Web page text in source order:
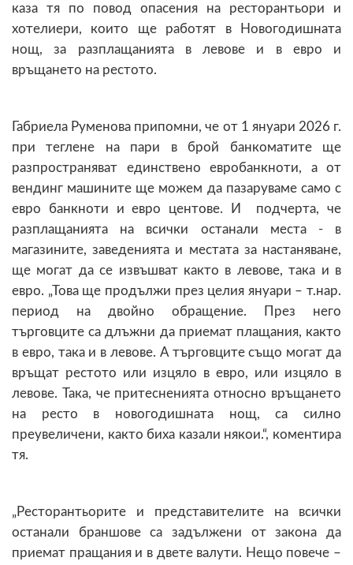
каза тя по повод опасения на ресторантьори и
хотелиери, които ще работят в Новогодишната
нощ, за разплащанията в левове и в евро и
връщането на рестото.
Габриела Руменова припомни, че от 1 януари 2026 г.
при теглене на пари в брой банкоматите ще
разпространяват единствено евробанкноти, а от
вендинг машините ще можем да пазаруваме само с
евро банкноти и евро центове. И подчерта, че
разплащанията на всички останали места - в
магазините, заведенията и местата за настаняване,
ще могат да се извъшват както в левове, така и в
евро. „Това ще продължи през целия януари – т.нар.
период на двойно обращение. През него
търговците са длъжни да приемат плащания, както
в евро, така и в левове. А търговците също могат да
връщат рестото или изцяло в евро, или изцяло в
левове. Така, че притесненията относно връщането
на ресто в новогодишната нощ, са силно
преувеличени, както биха казали някои.“, коментира
тя.
„Ресторантьорите и представителите на всички
останали браншове са задължени от закона да
приемат пращания и в двете валути. Нещо повече –